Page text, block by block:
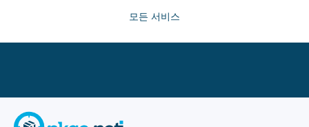
모든 서비스